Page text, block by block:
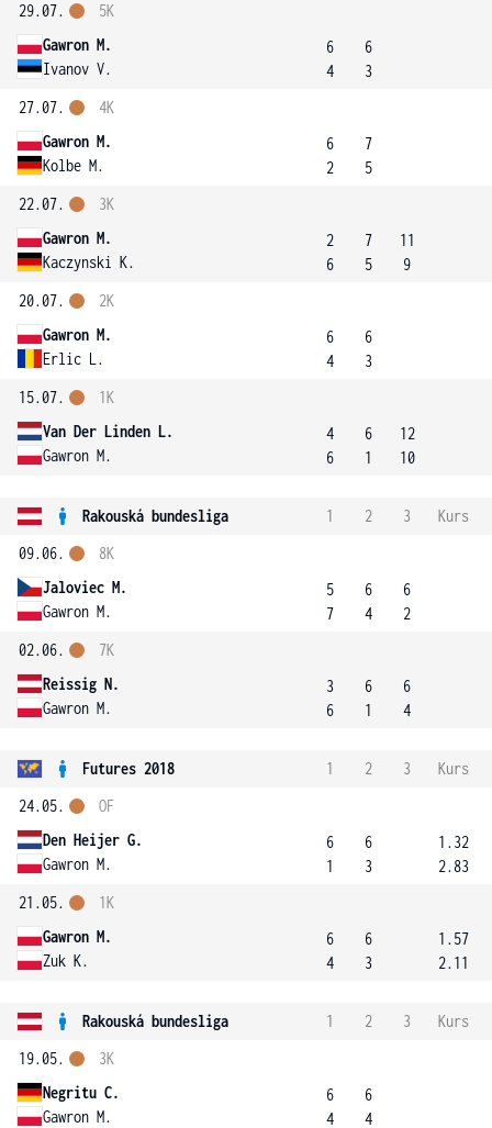
29.07.
Gawron M.
Ivanov V.
5K
6
4
6
3
27.07.
Gawron M.
Kolbe M.
4K
6
2
7
5
22.07.
Gawron M.
Kaczynski K.
3K
2
6
7
5
11
9
20.07.
Gawron M.
Erlic L.
2K
6
4
6
3
15.07.
Van Der Linden L.
Gawron M.
1K
4
6
6
1
12
10
Rakouská bundesliga 1 2 3
Kurs
09.06.
Jaloviec M.
Gawron M.
8K
5
7
6
4
6
2
02.06.
Reissig N.
Gawron M.
7K
3
6
6
1
6
4
Futures 2018 1 2 3
Kurs
24.05.
Den Heijer G.
Gawron M.
OF
6
1
6
3
1.32
2.83
21.05.
Gawron M.
Zuk K.
1K
6
4
6
3
1.57
2.11
Rakouská bundesliga 1 2 3
Kurs
19.05.
Negritu C.
Gawron M.
3K
6
4
6
4